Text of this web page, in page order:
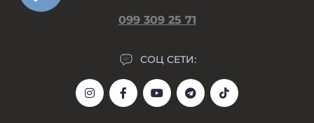
099 309 25 71
СОЦ СЕТИ: